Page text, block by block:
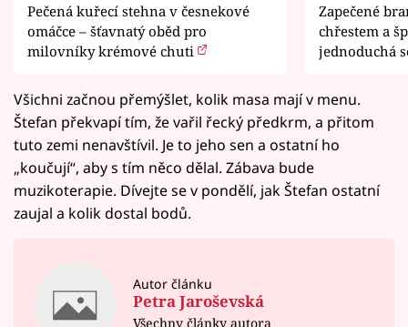
Pečená kuřecí stehna v česnekové
omáčce – šťavnatý oběd pro
milovníky krémové chuti
Zapečené
chřestem a
jednoduchá
Všichni začnou přemýšlet, kolik masa mají v menu.
Štefan překvapí tím, že vařil řecký předkrm, a přitom
tuto zemi nenavštívil. Je to jeho sen a ostatní ho
„koučují“, aby s tím něco dělal. Zábava bude
muzikoterapie. Dívejte se v pondělí, jak Štefan ostatní
zaujal a kolik dostal bodů.
Autor článku
Petra Jaroševská
Všechny články autora